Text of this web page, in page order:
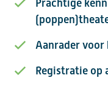
Prachtige
Aanrader
Registratie op